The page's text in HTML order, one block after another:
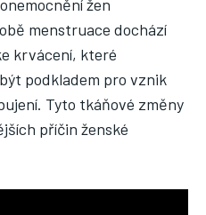
žen
menstruace dochází
krvácení, které
podkladem pro vznik
Tyto tkáňové změny
příčin ženské